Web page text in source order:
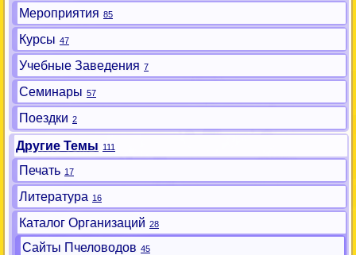
Мероприятия 85
Курсы 47
Учебные Заведения 7
Семинары 57
Поездки 2
Другие Темы 111
Печать 17
Литература 16
Каталог Организаций 28
Сайты Пчеловодов 45